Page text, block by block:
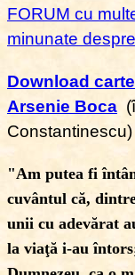
FORUM cu
minunate
Download
Arsenie Boca
Constantinescu)
"Am putea fi
cuvântul că,
unii cu adevărat
la viaţă i-au